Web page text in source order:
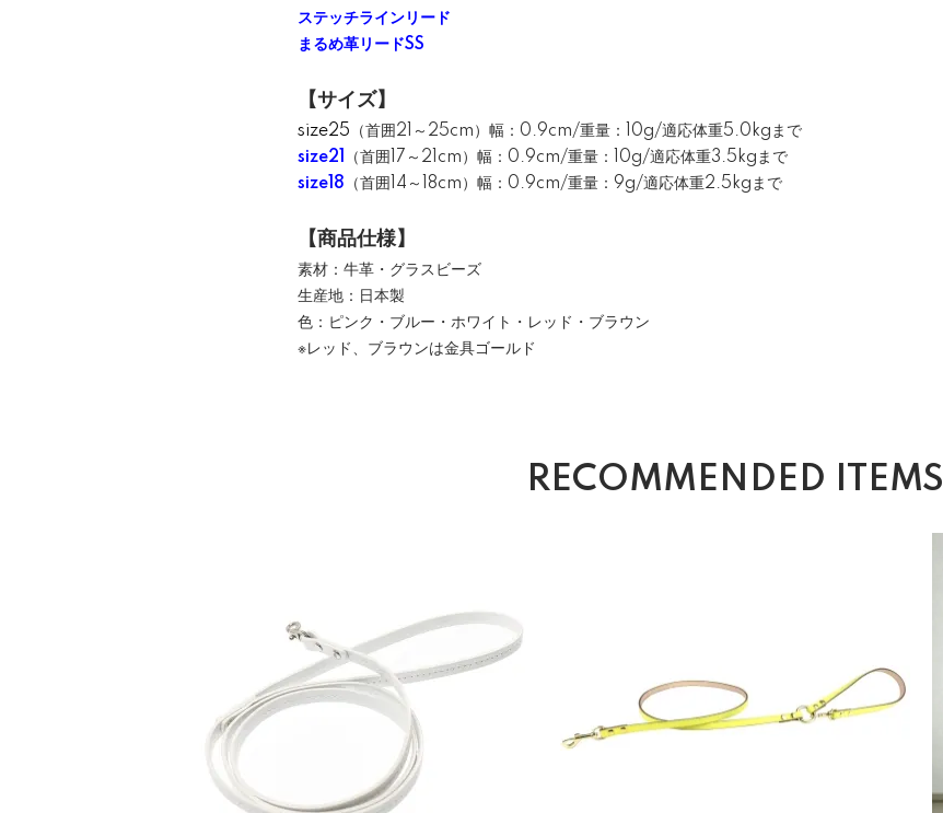
ステッチラインリード
まるめ革リードSS
【サイズ】
size25 （首囲21～25cm）幅：0.9cm/重量：10g/適応体重5.0kgまで
size21
（首囲17～21cm）幅：0.9cm/重量：10g/適応体重3.5kgまで
size18 （首囲14～18cm）幅：0.9cm/重量：9g/適応体重2.5kgまで
【商品仕様】
素材：牛革・グラスビーズ
生産地：日本製
色：ピンク・ブルー・ホワイト・レッド・ブラウン
※レッド、ブラウンは金具ゴールド
RECOMMENDED ITEMS